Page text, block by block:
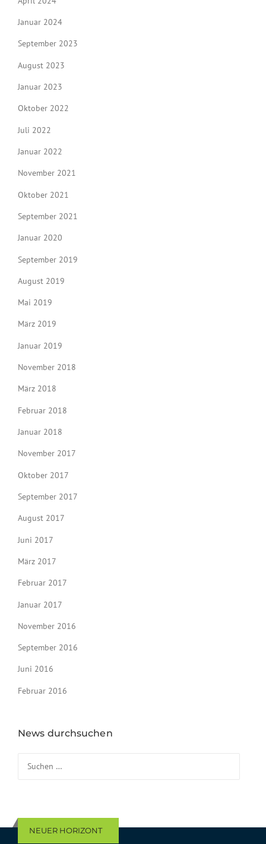
Januar 2024
September 2023
August 2023
Januar 2023
Oktober 2022
Juli 2022
Januar 2022
November 2021
Oktober 2021
September 2021
Januar 2020
September 2019
August 2019
Mai 2019
März 2019
Januar 2019
November 2018
März 2018
Februar 2018
Januar 2018
November 2017
Oktober 2017
September 2017
August 2017
Juni 2017
März 2017
Februar 2017
Januar 2017
November 2016
September 2016
Juni 2016
Februar 2016
News durchsuchen
NEUER HORIZONT